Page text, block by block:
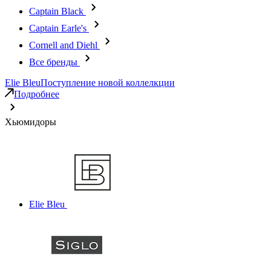
Captain Black
Captain Earle's
Cornell and Diehl
Все бренды
Elie BleuПоступление новой коллелкции
Подробнее
Хьюмидоры
Elie Bleu